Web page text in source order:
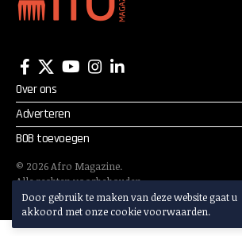
Door gebruik te maken van deze website gaat u
akkoord met onze cookie voorwaarden.
Over ons
Adverteren
BOB toevoegen
© 2026Afro Magazine.
Alle rechten voorbehouden.
Adverteren? Mail:info@afromagazine.nl